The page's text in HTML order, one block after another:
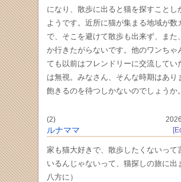
になり、散歩に出ると猫を探すことし
ようです。近所に猫が集まる地域が数
で、そこを避けて散歩も出来ず、また
か行きたがらないです。他のワンちゃ
ても以前はフレンドリーに交流してい
は無視。みなさん、そんな時期はあり
飽きるのを待つしかないのでしょうか。
(2)
ルナママ
家も猫大好きで、散歩したくないって
いるんじゃないって、猫探しの旅に出
八方に）